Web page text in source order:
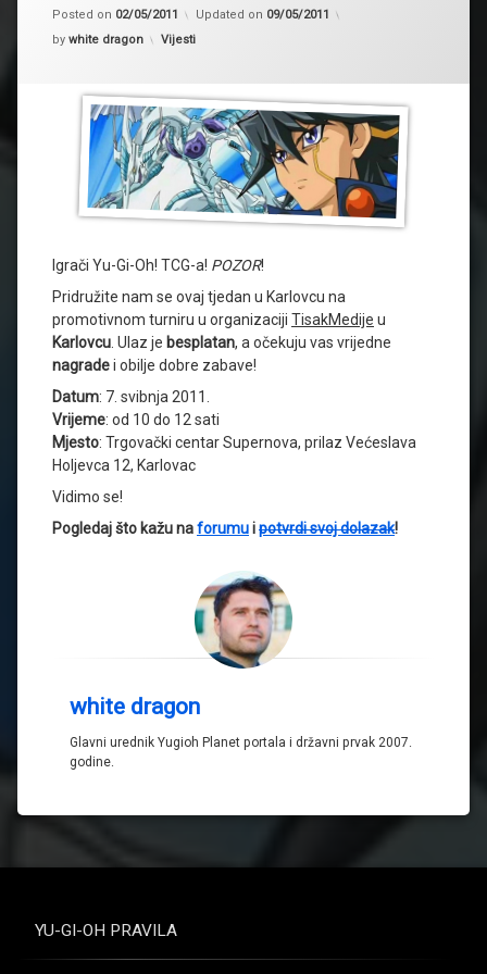
Posted on 02/05/2011 Updated on 09/05/2011
by white dragon Kategorije:
Vijesti
Igrači Yu-Gi-Oh! TCG-a! POZOR!
Pridružite nam se ovaj tjedan u Karlovcu na
promotivnom turniru u organizaciji TisakMedije u
Karlovcu . Ulaz je besplatan, a očekuju vas vrijedne
nagradei obilje dobre zabave!
Datum: 7. svibnja 2011.
Vrijeme: od 10 do 12 sati
Mjesto: Trgovački centar Supernova, prilaz Većeslava
Holjevca 12, Karlovac
Vidimo se!
Pogledaj što kažu naforumuipotvrdi svoj dolazak!
white dragon
Glavni urednik Yugioh Planet portala i državni prvak 2007.
godine.
YU-GI-OH PRAVILA